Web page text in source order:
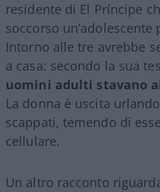
residente di El Príncipe
soccorso
Intorno alle tre avrebbe
a casa: secondo la sua
uomini adulti stavano
La donna è uscita
scappati, temendo di
cellulare.
Un altro racconto